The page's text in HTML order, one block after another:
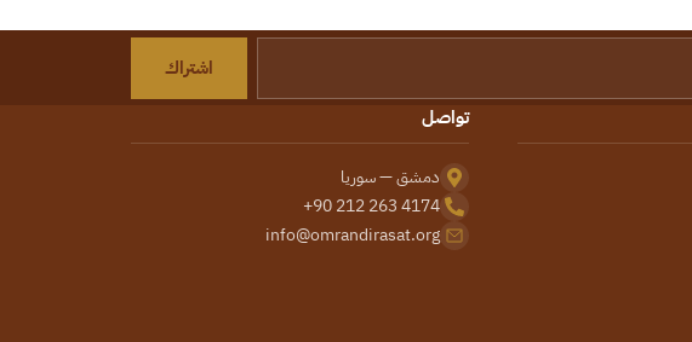
اشتراك
تواصل
دمشق — سوريا
+90 212 263 4174
info@omrandirasat.org